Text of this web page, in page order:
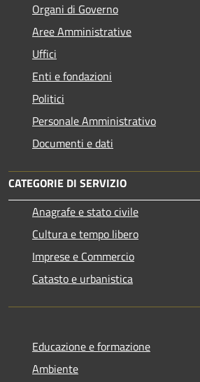
Organi di Governo
Aree Amministrative
Uffici
Enti e fondazioni
Politici
Personale Amministrativo
Documenti e dati
CATEGORIE DI SERVIZIO
Anagrafe e stato civile
Cultura e tempo libero
Imprese e Commercio
Catasto e urbanistica
Educazione e formazione
Ambiente